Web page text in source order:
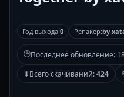
Год выхода:0 Репакер:by
🕒Последнее обновление:
⬇Всего скачиваний:424